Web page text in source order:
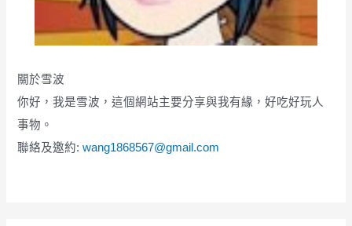
關於雪波
你好，我是雪波，這個網站主要分享與我有緣，好吃好玩人
事物。
聯絡及邀約:wang1868567@gmail.com